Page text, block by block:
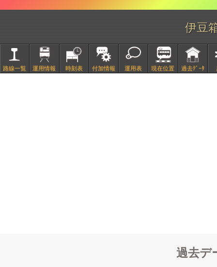
伊豆
路線一覧 運用情報 時刻表 付加情報 運用表 現在位置 過去ﾃﾞｰﾀ
過去デ